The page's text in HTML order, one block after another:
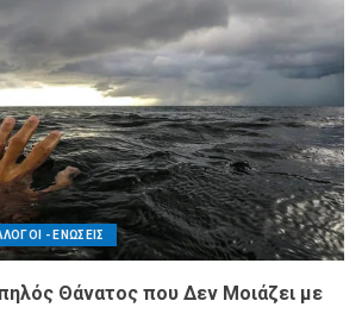
- ΕΝΩΣΕΙΣ
Θάνατος που Δεν Μοιάζει με